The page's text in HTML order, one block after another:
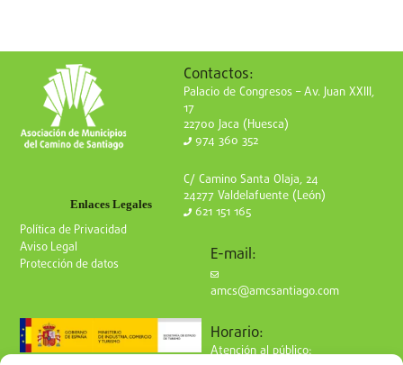
Enlaces Legales
Política de Privacidad
Aviso Legal
Protección de datos
Contactos:
Palacio de Congresos – Av. Juan XXIII,
17
22700 Jaca (Huesca)
974 360 352
C/ Camino Santa Olaja, 24
24277 Valdelafuente (León)
621 151 165
E-mail:
amcs@amcsantiago.com
Horario:
Atención al público: